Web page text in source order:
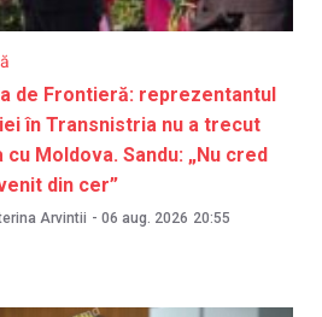
de Frontieră: reprezentantul
în Transnistria nu a trecut
cu Moldova. Sandu: „Nu cred
din cer”
Arvintii - 06 aug. 2026 20:55